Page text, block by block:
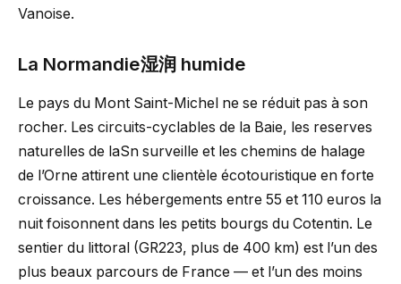
Vanoise.
La Normandie湿润 humide
Le pays du Mont Saint-Michel ne se réduit pas à son
rocher. Les circuits-cyclables de la Baie, les reserves
naturelles de laSn surveille et les chemins de halage
de l’Orne attirent une clientèle écotouristique en forte
croissance. Les hébergements entre 55 et 110 euros la
nuit foisonnent dans les petits bourgs du Cotentin. Le
sentier du littoral (GR223, plus de 400 km) est l’un des
plus beaux parcours de France — et l’un des moins